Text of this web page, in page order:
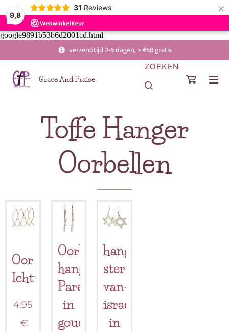
9,8
31 Reviews ×
google9891b53b6d2001cd.html
verzendtijd 2-5 dagen, > €50 gratis
Grace And Praise
ZOEKEN
Toffe Hanger
Oorbellen
Oorsteker
Ichtus
4,95
€
Oorbellen
hangers
Parels
in
goud
hangoorbel-
ster-
van-
israel
in